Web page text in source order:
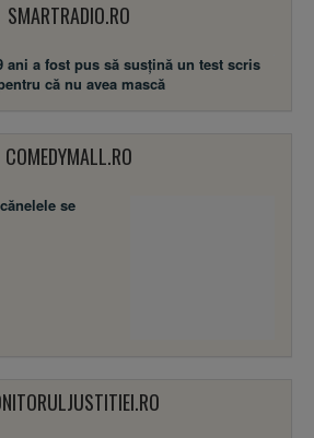
SMARTRADIO.RO
ani a fost pus să susţină un test scris
că nu avea mască
COMEDYMALL.RO
se